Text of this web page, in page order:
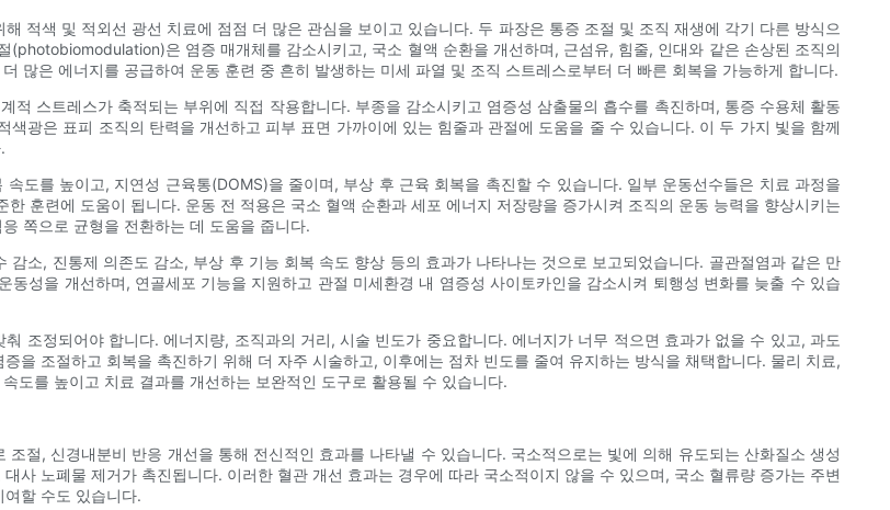
적색 및 적외선 광선 치료에 점점 더 많은 관심을 보이고 있습니다. 두 파장은 통증 조절 및 조직 재생에 각기 다른 방식으
은 염증 매개체를 감소시키고, 국소 혈액 순환을 개선하며, 근섬유, 힘줄, 인대와 같은 손상된 조직의
많은 에너지를 공급하여 운동 훈련 중 흔히 발생하는 미세 파열 및 조직 스트레스로부터 더 빠른 회복을 가능하게 합니다.
스트레스가 축적되는 부위에 직접 작용합니다. 부종을 감소시키고 염증성 삼출물의 흡수를 촉진하며, 통증 수용체 활동
광은 표피 조직의 탄력을 개선하고 피부 표면 가까이에 있는 힘줄과 관절에 도움을 줄 수 있습니다. 이 두 가지 빛을 함께
도를 높이고, 지연성 근육통(DOMS)을 줄이며, 부상 후 근육 회복을 촉진할 수 있습니다. 일부 운동선수들은 치료 과정을
훈련에 도움이 됩니다. 운동 전 적용은 국소 혈액 순환과 세포 에너지 저장량을 증가시켜 조직의 운동 능력을 향상시키는
쪽으로 균형을 전환하는 데 도움을 줍니다.
소, 진통제 의존도 감소, 부상 후 기능 회복 속도 향상 등의 효과가 나타나는 것으로 보고되었습니다. 골관절염과 같은 만
성을 개선하며, 연골세포 기능을 지원하고 관절 미세환경 내 염증성 사이토카인을 감소시켜 퇴행성 변화를 늦출 수 있습
조정되어야 합니다. 에너지량, 조직과의 거리, 시술 빈도가 중요합니다. 에너지가 너무 적으면 효과가 없을 수 있고, 과도
을 조절하고 회복을 촉진하기 위해 더 자주 시술하고, 이후에는 점차 빈도를 줄여 유지하는 방식을 채택합니다. 물리 치료,
도를 높이고 치료 결과를 개선하는 보완적인 도구로 활용될 수 있습니다.
절, 신경내분비 반응 개선을 통해 전신적인 효과를 나타낼 수 있습니다. 국소적으로는 빛에 의해 유도되는 산화질소 생성
사 노폐물 제거가 촉진됩니다. 이러한 혈관 개선 효과는 경우에 따라 국소적이지 않을 수 있으며, 국소 혈류량 증가는 주변
할 수도 있습니다.